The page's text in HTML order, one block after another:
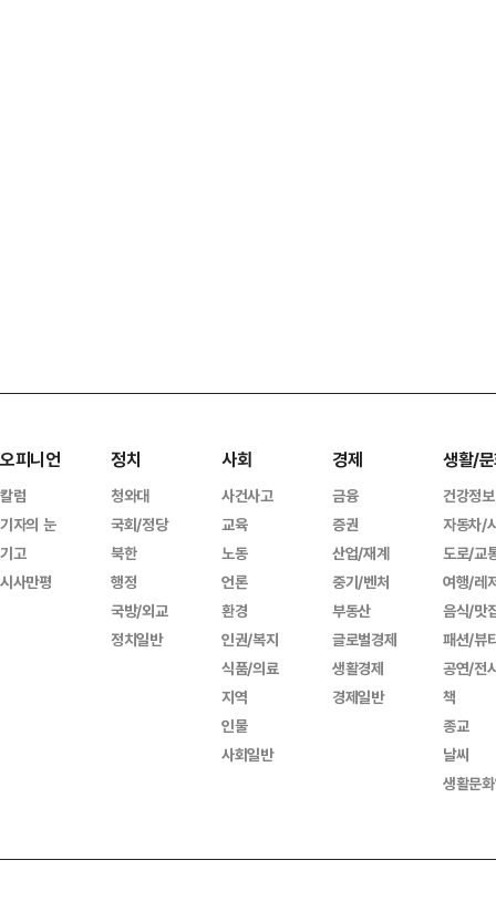
오피니언
칼럼
기자의 눈
기고
시사만평
정치
청와대
국회/정당
북한
행정
국방/외교
정치일반
사회
사건사고
교육
노동
언론
환경
인권/복지
식품/의료
지역
인물
사회일반
경제
금융
증권
산업/재계
중기/벤처
부동산
글로벌경제
생활경제
경제일반
생활/
건강정보
자동차/
도로/교
여행/레
음식/맛
패션/뷰
공연/전
책
종교
날씨
생활문